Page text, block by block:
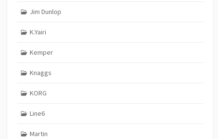
Jim Dunlop
K.Yairi
Kemper
Knaggs
KORG
Line6
Martin